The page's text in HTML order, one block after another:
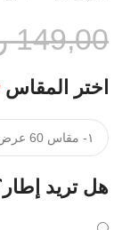
149,00
اختر المقاس
هل تريد